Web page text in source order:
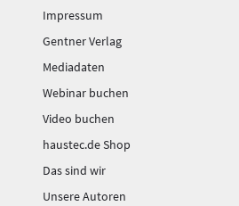
Impressum
Gentner Verlag
Mediadaten
Webinar buchen
Video buchen
haustec.de Shop
Das sind wir
Unsere Autoren